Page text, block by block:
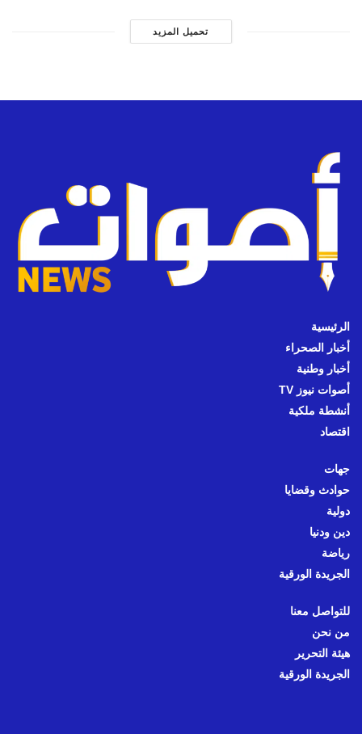
تحميل المزيد
الرئيسية
أخبار الصحراء
أخبار وطنية
أصوات نيوز TV
أنشطة ملكية
اقتصاد
جهات
حوادث وقضايا
دولية
دين ودنيا
رياضة
الجريدة الورقية
للتواصل معنا
من نحن
هيئة التحرير
الجريدة الورقية